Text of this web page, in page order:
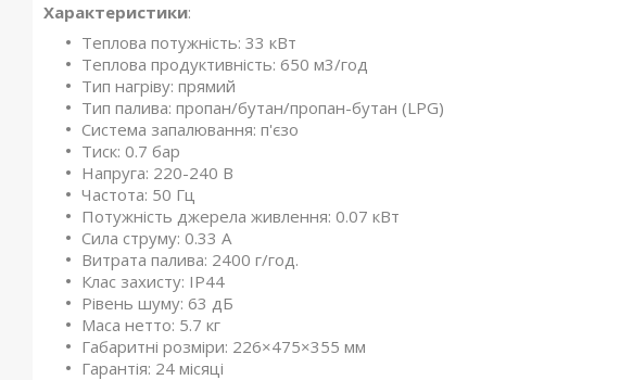
Характеристики:
Теплова потужність: 33 кВт
Теплова продуктивність: 650 м3/год
Тип нагріву: прямий
Тип палива: пропан/бутан/пропан-бутан (LPG)
Система запалювання: п'єзо
Тиск: 0.7 бар
Напруга: 220-240 В
Частота: 50 Гц
Потужність джерела живлення: 0.07 кВт
Сила струму: 0.33 А
Витрата палива: 2400 г/год.
Клас захисту: IP44
Рівень шуму: 63 дБ
Маса нетто: 5.7 кг
Габаритні розміри: 226×475×355 мм
Гарантія: 24 місяці